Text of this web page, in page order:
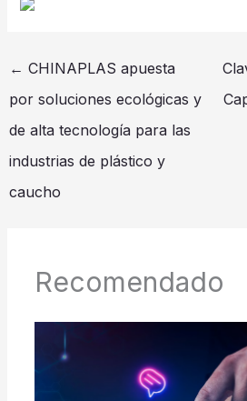
← CHINAPLAS apuesta
por soluciones ecológicas y
de alta tecnología para las
industrias de plástico y
caucho
Recomendado